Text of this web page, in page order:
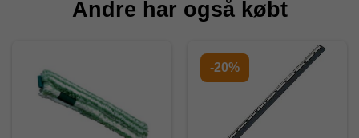
Andre har også købt
-20%